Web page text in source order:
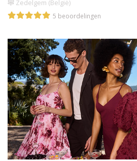
Zedelgem (België)
5 beoordelingen